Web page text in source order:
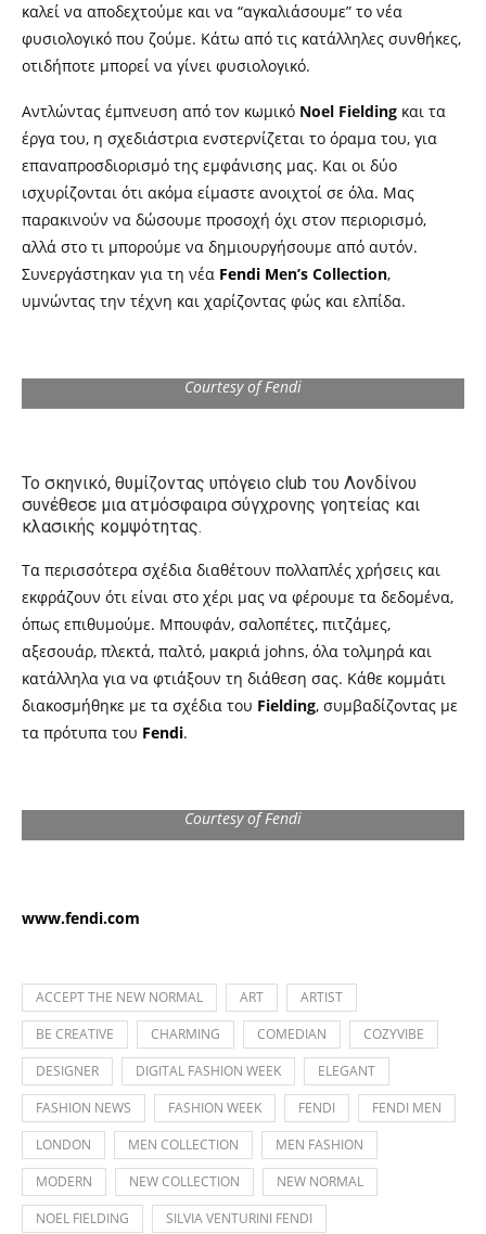
καλεί να αποδεχτούμε και να “αγκαλιάσουμε” το νέα
φυσιολογικό που ζούμε. Κάτω από τις κατάλληλες συνθήκες,
οτιδήποτε μπορεί να γίνει φυσιολογικό.
Αντλώντας έμπνευση από τον κωμικό Noel Fielding και τα
έργα του, η σχεδιάστρια ενστερνίζεται το όραμα του, για
επαναπροσδιορισμό της εμφάνισης μας. Και οι δύο
ισχυρίζονται ότι ακόμα είμαστε ανοιχτοί σε όλα. Μας
παρακινούν να δώσουμε προσοχή όχι στον περιορισμό,
αλλά στο τι μπορούμε να δημιουργήσουμε από αυτόν.
Συνεργάστηκαν για τη νέα Fendi Men’s Collection,
υμνώντας την τέχνη και χαρίζοντας φώς και ελπίδα.
Courtesy of Fendi
Το σκηνικό, θυμίζοντας υπόγειο club του Λονδίνου
συνέθεσε μια ατμόσφαιρα σύγχρονης γοητείας και
κλασικής κομψότητας.
Τα περισσότερα σχέδια διαθέτουν πολλαπλές χρήσεις και
εκφράζουν ότι είναι στο χέρι μας να φέρουμε τα δεδομένα,
όπως επιθυμούμε. Μπουφάν, σαλοπέτες, πιτζάμες,
αξεσουάρ, πλεκτά, παλτό, μακριά johns, όλα τολμηρά και
κατάλληλα για να φτιάξουν τη διάθεση σας. Κάθε κομμάτι
διακοσμήθηκε με τα σχέδια του Fielding, συμβαδίζοντας με
τα πρότυπα του Fendi.
Courtesy of Fendi
www.fendi.com
ACCEPT THE NEW NORMAL ART
ARTIST
BE CREATIVE
CHARMING COMEDIAN
COZYVIBE
DESIGNER
DIGITAL FASHION WEEK
ELEGANT
FASHION NEWS
FASHION WEEK FENDI
FENDI MEN
LONDON
MEN COLLECTION
MEN FASHION
MODERN
NEW COLLECTION
NEW NORMAL
NOEL FIELDING
SILVIA VENTURINI FENDI